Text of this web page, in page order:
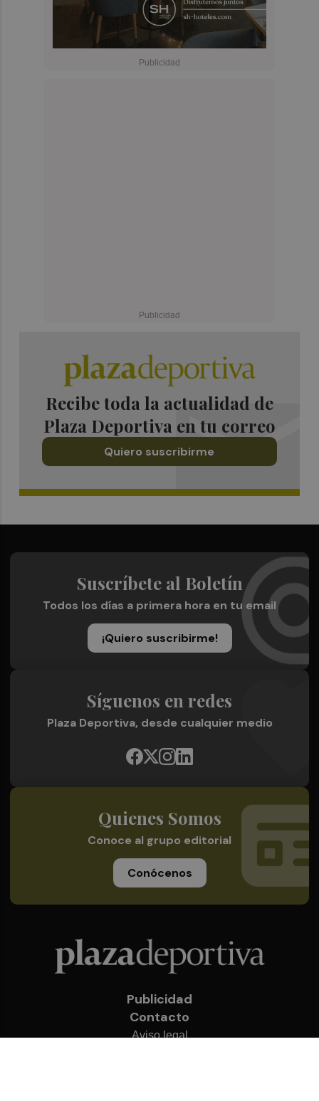
Recibe toda la actualidad de
Plaza Deportiva en tu correo
Quiero suscribirme
Suscríbete al Boletín
Todos los días a primera hora en tu email
¡Quiero suscribirme!
Síguenos en redes
Plaza Deportiva, desde cualquier medio
Quienes Somos
Conoce al grupo editorial
Conócenos
Publicidad
Contacto
Aviso legal